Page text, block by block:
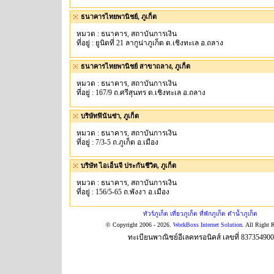
ธนาคารไทยพานิชย์, ภูเก็ต
หมวด : ธนาคาร, สถาบันการเงิน
ที่อยู่ : ยูนิตที่ 21 ลากูน่าภูเก็ต ต.เชิงทะเล อ.ถลาง
ธนาคารไทยพานิชย์ สาขาถลาง, ภูเก็ต
หมวด : ธนาคาร, สถาบันการเงิน
ที่อยู่ : 167/9 ถ.ศรีสุนทร ต.เชิงทะเล อ.ถลาง
บริษัทฟินันซ่า, ภูเก็ต
หมวด : ธนาคาร, สถาบันการเงิน
ที่อยู่ : 7/3-5 ถ.ภูเก็ต อ.เมือง
บริษัท ไอเอ็นจี ประกันชีวิต, ภูเก็ต
หมวด : ธนาคาร, สถาบันการเงิน
ที่อยู่ : 156/5-65 ถ.พังงา อ.เมือง
ทัวร์ภูเก็ต เที่ยวภูเก็ต ที่พักภูเก็ต ดำน้ำภูเก็ต
© Copyright 2006 - 2026. WorkBoxs Internet Solution. All Right
ทะเบียนพาณิชย์อีเลคทรอนิคส์ เลขที่